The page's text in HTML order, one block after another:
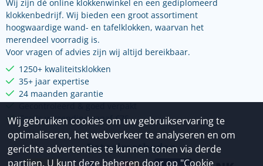
Wij zijn dé online klokkenwinkel en een gediplomeerd
klokkenbedrijf. Wij bieden een groot assortiment
hoogwaardige wand- en tafelklokken, waarvan het
merendeel voorradig is.
Voor vragen of advies zijn wij altijd bereikbaar.
1250+ kwaliteitsklokken
35+ jaar expertise
24 maanden garantie
Gecontroleerd & goed verpakt
Gratis verzending vanaf €75
Betaalmethoden
Wij gebruiken cookies om uw gebruikservaring te
optimaliseren, het webverkeer te analyseren en om
gerichte advertenties te kunnen tonen via derde
partijen. U kunt deze beheren door op "Cookie